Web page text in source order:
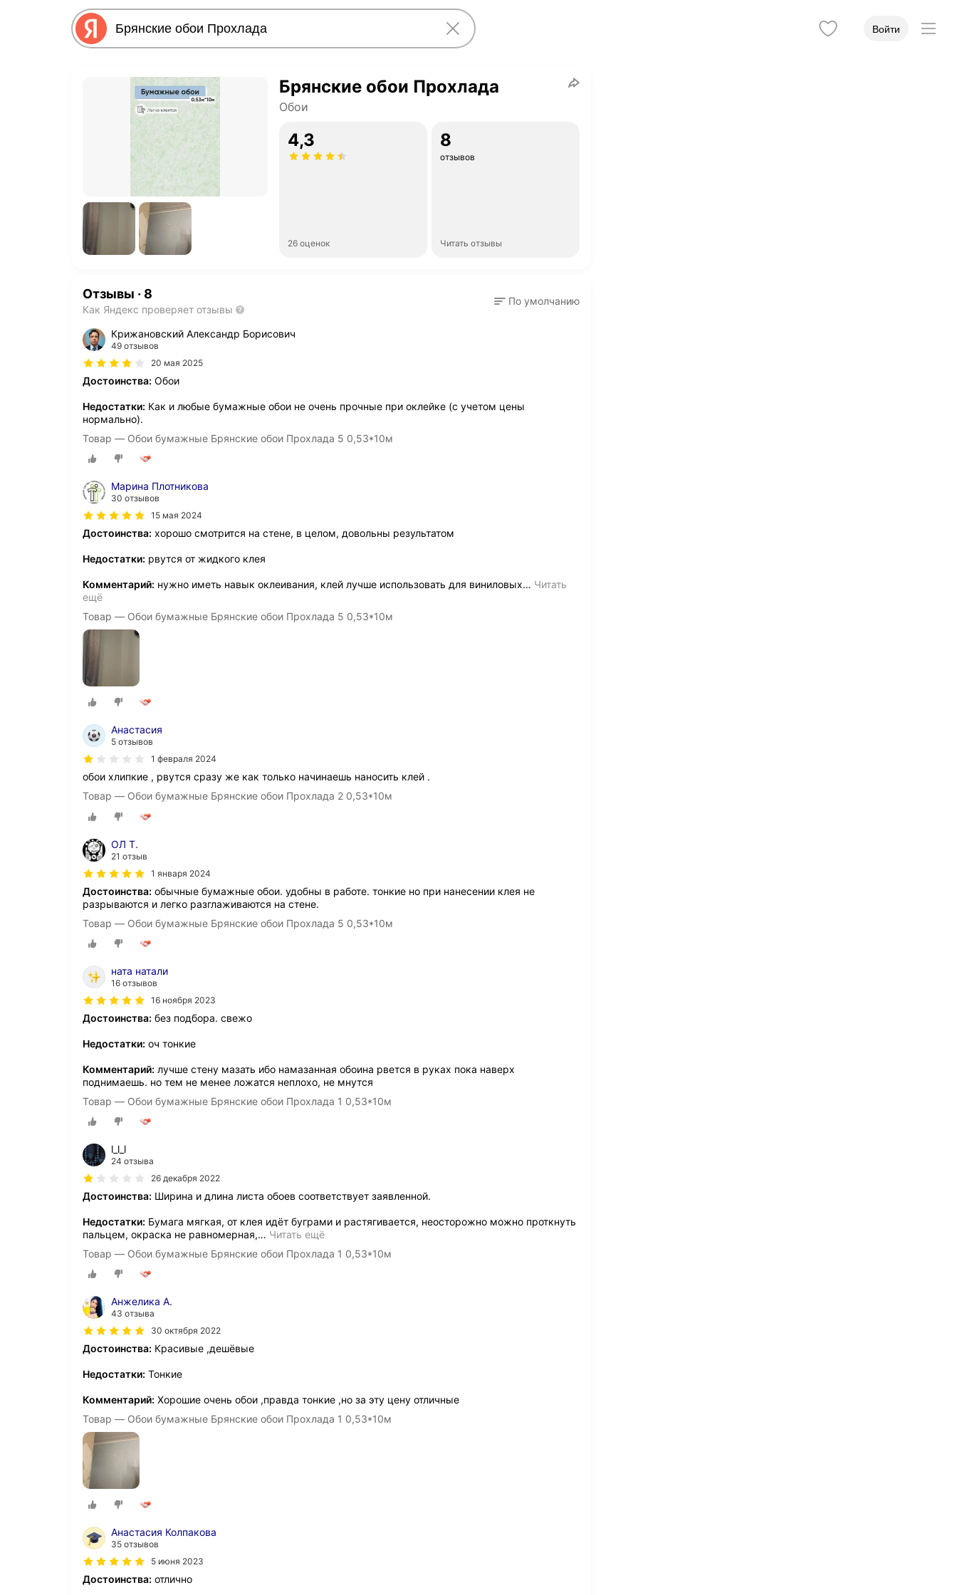
Войти
Брянские обои Прохлада
Обои
4,3
26 оценок
8
отзывов
Читать отзывы
Отзывы · 8
Как Яндекс проверяет отзывы
По умолчанию
Крижановский Александр Борисович
49 отзывов
20 мая 2025
Достоинства: Обои
Недостатки: Как и любые бумажные обои не очень прочные при оклейке (с учетом цены
нормально).
Товар — Обои бумажные Брянские обои Прохлада 5 0,53*10м
Марина Плотникова
30 отзывов
15 мая 2024
Достоинства: хорошо смотрится на стене, в целом, довольны результатом
Недостатки: рвутся от жидкого клея
Комментарий: нужно иметь навык оклеивания, клей лучше использовать для виниловых… Читать
ещё
Товар — Обои бумажные Брянские обои Прохлада 5 0,53*10м
Анастасия
5 отзывов
1 февраля 2024
обои хлипкие , рвутся сразу же как только начинаешь наносить клей .
Товар — Обои бумажные Брянские обои Прохлада 2 0,53*10м
ОЛ Т.
21 отзыв
1 января 2024
Достоинства: обычные бумажные обои. удобны в работе. тонкие но при нанесении клея не
разрываются и легко разглаживаются на стене.
Товар — Обои бумажные Брянские обои Прохлада 5 0,53*10м
ната натали
16 отзывов
16 ноября 2023
Достоинства: без подбора. свежо
Недостатки: оч тонкие
Комментарий: лучше стену мазать ибо намазанная обоина рвется в руках пока наверх
поднимаешь. но тем не менее ложатся неплохо, не мнутся
Товар — Обои бумажные Брянские обои Прохлада 1 0,53*10м
l_l_l
24 отзыва
26 декабря 2022
Достоинства: Ширина и длина листа обоев соответствует заявленной.
Недостатки: Бумага мягкая, от клея идёт буграми и растягивается, неосторожно можно проткнуть
пальцем, окраска не равномерная,… Читать ещё
Товар — Обои бумажные Брянские обои Прохлада 1 0,53*10м
Анжелика А.
43 отзыва
30 октября 2022
Достоинства: Красивые ,дешёвые
Недостатки: Тонкие
Комментарий: Хорошие очень обои ,правда тонкие ,но за эту цену отличные
Товар — Обои бумажные Брянские обои Прохлада 1 0,53*10м
Анастасия Колпакова
35 отзывов
5 июня 2023
Достоинства: отлично